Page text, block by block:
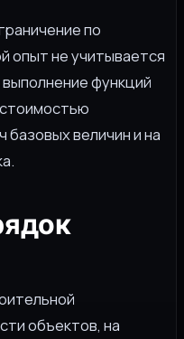
по
опыт не учитывается
функций
величин и на
объектов, на